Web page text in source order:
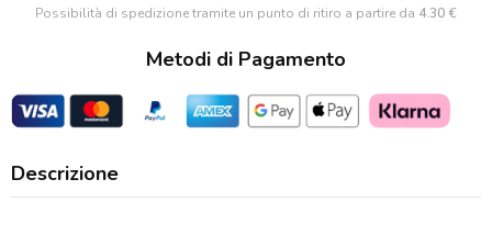
Possibilità di spedizione tramite un punto di ritiro a partire da 4.30 €
Metodi di Pagamento
Descrizione